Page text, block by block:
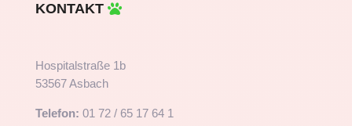
KONTAKT
Hospitalstraße 1b
53567 Asbach
Telefon: 01 72 / 65 17 64 1